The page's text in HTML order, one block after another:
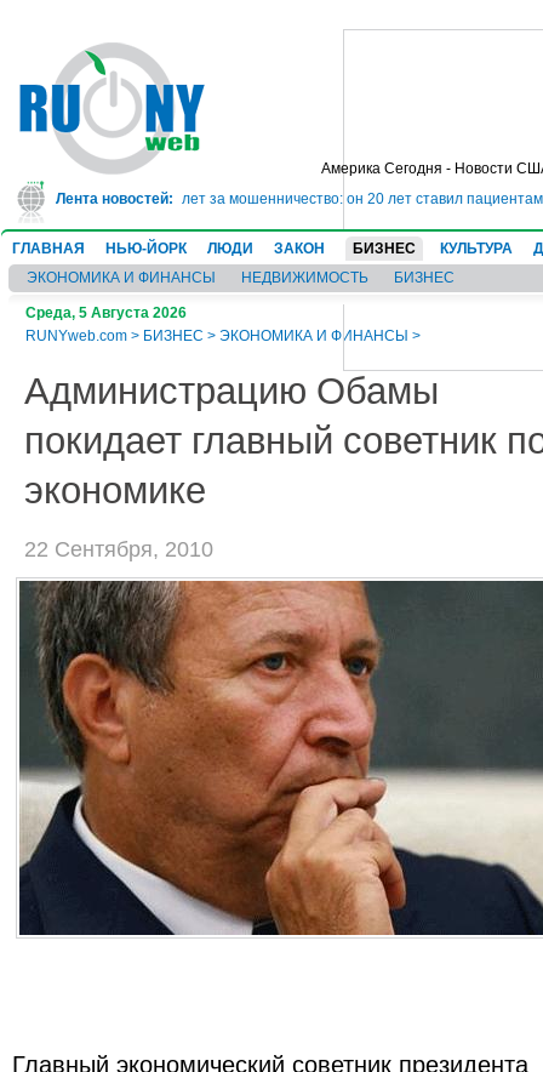
Америка Сегодня - Новости
Лента новостей:
сядет в тюрьму на 10 лет за мошенничество: он 20 лет ставил пациентам
ГЛАВНАЯ НЬЮ-ЙОРК ЛЮДИ ЗАКОН БИЗНЕС КУЛЬТУРА
ЭКОНОМИКА И ФИНАНСЫ
НЕДВИЖИМОСТЬ БИЗНЕС
Среда, 5 Августа 2026
RUNYweb.com > БИЗНЕС > ЭКОНОМИКА И ФИНАНСЫ >
Администрацию Обамы
покидает главный советник
экономике
22 Сентября, 2010
Главный экономический советник президента